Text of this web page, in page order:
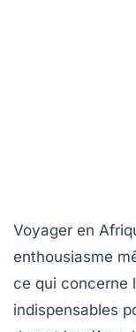
Voyager en
enthousiasme
ce qui concerne
indispensables